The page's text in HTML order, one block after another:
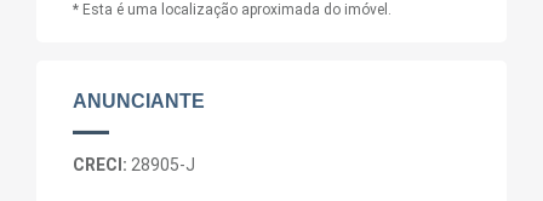
* Esta é uma localização aproximada do imóvel.
ANUNCIANTE
CRECI: 28905-J